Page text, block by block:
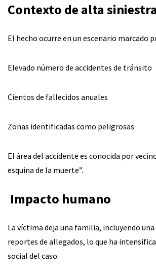
Contexto de alta
El hecho ocurre en un escenario marcado
Elevado número de accidentes de tránsito
Cientos de fallecidos anuales
Zonas identificadas como peligrosas
El área del accidente es conocida por
esquina de la muerte”.
Impacto humano
La víctima deja una familia, incluyendo
reportes de allegados, lo que ha
social del caso.